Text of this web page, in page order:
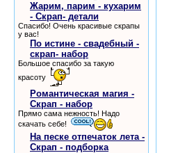
Жарим, парим - кухарим
- Скрап- детали
Спасибо! Очень красивые скрапы
у вас!
По истине - свадебный -
скрап- набор
Большое спасибо за такую
красоту
Романтическая магия -
Скрап - набор
Прямо сама нежность! Надо
скачать себе!
На песке отпечаток лета -
Скрап - подборка